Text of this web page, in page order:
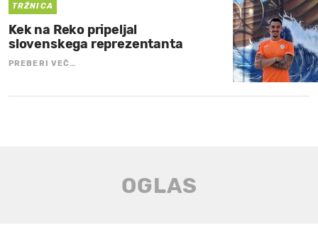
TRŽNICA
Kek na Reko pripeljal
slovenskega reprezentanta
PREBERI VEČ…